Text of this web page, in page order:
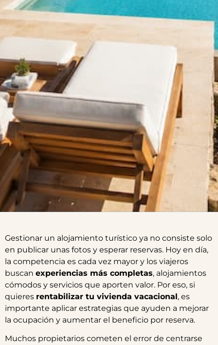
Gestionar un alojamiento turístico ya no consiste solo
en publicar unas fotos y esperar reservas. Hoy en día,
la competencia es cada vez mayor y los viajeros
buscan experiencias más completas, alojamientos
cómodos y servicios que aporten valor. Por eso, si
quieres rentabilizar tu vivienda vacacional, es
importante aplicar estrategias que ayuden a mejorar
la ocupación y aumentar el beneficio por reserva.
Muchos propietarios cometen el error de centrarse